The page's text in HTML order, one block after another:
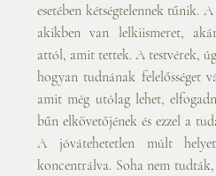
esetében kétségtelennek tűnik.
akikben van lelkiismeret,
attól, amit tettek. A testvérek,
hogyan tudnának felelősséget
amit még utólag lehet,
bűn elkövetőjének és ezzel a
A jóvátehetetlen múlt
koncentrálva. Soha nem